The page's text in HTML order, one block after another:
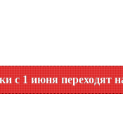
переходят на